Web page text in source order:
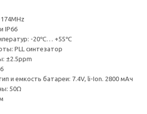
IP66
-20℃… +55℃
PLL синтезатор
±2.5ppm
и емкость батареи: 7.4V, li-Ion. 2800 мАч
50Ω